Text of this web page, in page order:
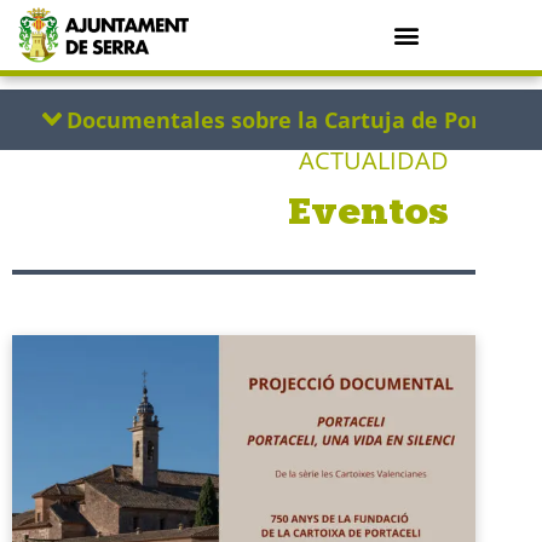
ACTUALIDAD
Eventos